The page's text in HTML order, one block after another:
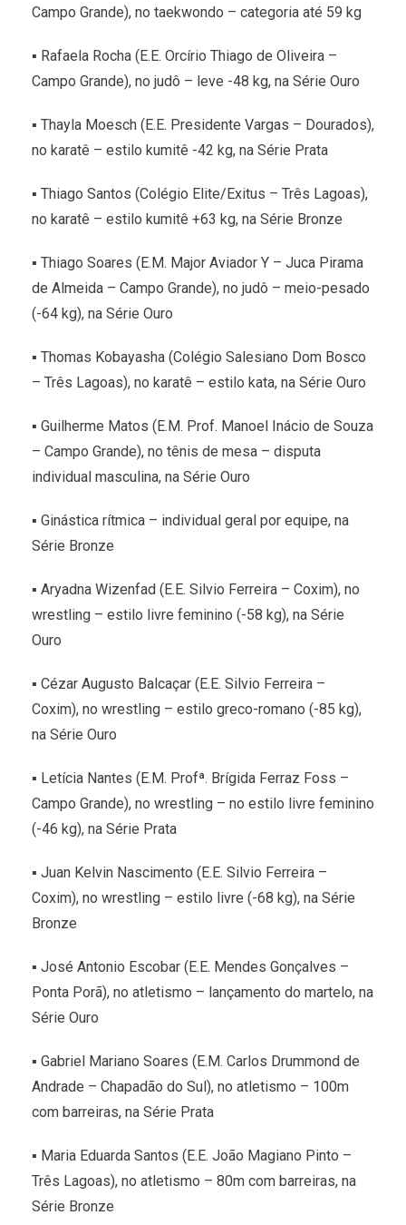
Campo Grande), no taekwondo – categoria até 59 kg
▪ Rafaela Rocha (E.E. Orcírio Thiago de Oliveira –
Campo Grande), no judô – leve -48 kg, na Série Ouro
▪ Thayla Moesch (E.E. Presidente Vargas – Dourados),
no karatê – estilo kumitê -42 kg, na Série Prata
▪ Thiago Santos (Colégio Elite/Exitus – Três Lagoas),
no karatê – estilo kumitê +63 kg, na Série Bronze
▪ Thiago Soares (E.M. Major Aviador Y – Juca Pirama
de Almeida – Campo Grande), no judô – meio-pesado
(-64 kg), na Série Ouro
▪ Thomas Kobayasha (Colégio Salesiano Dom Bosco
– Três Lagoas), no karatê – estilo kata, na Série Ouro
▪ Guilherme Matos (E.M. Prof. Manoel Inácio de Souza
– Campo Grande), no tênis de mesa – disputa
individual masculina, na Série Ouro
▪ Ginástica rítmica – individual geral por equipe, na
Série Bronze
▪ Aryadna Wizenfad (E.E. Silvio Ferreira – Coxim), no
wrestling – estilo livre feminino (-58 kg), na Série
Ouro
▪ Cézar Augusto Balcaçar (E.E. Silvio Ferreira –
Coxim), no wrestling – estilo greco-romano (-85 kg),
na Série Ouro
▪ Letícia Nantes (E.M. Profª. Brígida Ferraz Foss –
Campo Grande), no wrestling – no estilo livre feminino
(-46 kg), na Série Prata
▪ Juan Kelvin Nascimento (E.E. Silvio Ferreira –
Coxim), no wrestling – estilo livre (-68 kg), na Série
Bronze
▪ José Antonio Escobar (E.E. Mendes Gonçalves –
Ponta Porã), no atletismo – lançamento do martelo, na
Série Ouro
▪ Gabriel Mariano Soares (E.M. Carlos Drummond de
Andrade – Chapadão do Sul), no atletismo – 100m
com barreiras, na Série Prata
▪ Maria Eduarda Santos (E.E. João Magiano Pinto –
Três Lagoas), no atletismo – 80m com barreiras, na
Série Bronze